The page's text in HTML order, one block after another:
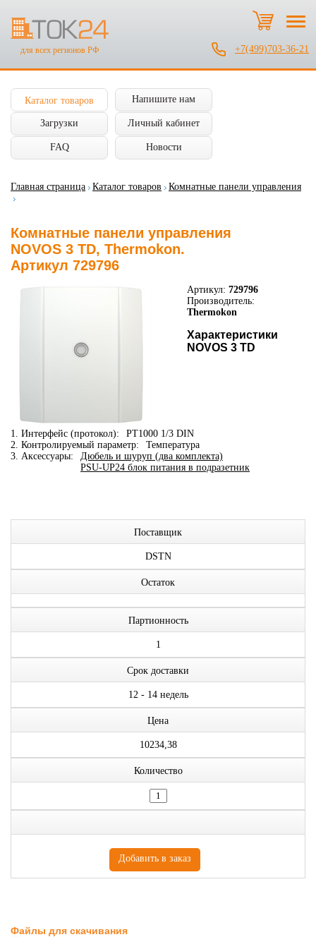
для всех регионов РФ +7(499)703-36-21
Каталог товаров Напишите нам
Загрузки Личный кабинет
FAQ Новости
Главная страница Каталог товаров Комнатные панели управления
Комнатные панели управления
NOVOS 3 TD, Thermokon.
Артикул 729796
Артикул: 729796
Производитель:
Thermokon
Характеристики
NOVOS 3 TD
1. Интерфейс (протокол):
PT1000 1/3 DIN
2. Контролируемый параметр:
Температура
3. Аксессуары:
Дюбель и шуруп (два комплекта)
PSU-UP24 блок питания в подразетник
Поставщик
DSTN
Остаток
Партионность
1
Срок доставки
12 - 14 недель
Цена
10234,38
Количество
Файлы для скачивания